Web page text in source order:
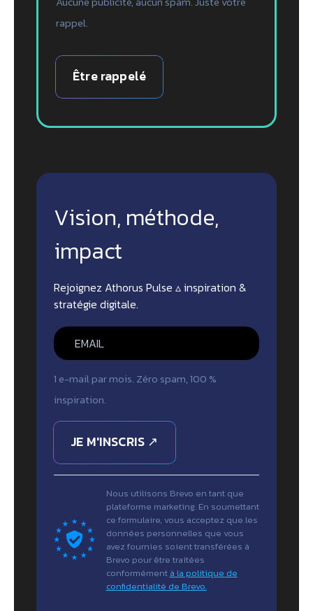
rappel.
Être rappelé
Vision, méthode,
impact
Rejoignez Athorus Pulse ▵ inspiration &
stratégie digitale.
1 e-mail par mois. Zéro spam, 100 %
inspiration.
JE M'INSCRIS ↗
Nous utilisons Brevo en tant que
plateforme marketing. En soumettant
ce formulaire, vous acceptez que les
données personnelles que vous
avez fournies soient transférées à
Brevo pour être traitées
conformément à la politique de
confidentialité de Brevo.